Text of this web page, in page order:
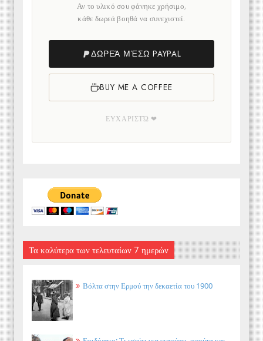
Αν το υλικό σου φάνηκε χρήσιμο,
κάθε δωρεά βοηθά να συνεχιστεί.
ΔΩΡΕΆ ΜΈΣΩ PAYPAL
BUY ME A COFFEE
ΕΥΧΑΡΙΣΤΏ ❤
Τα καλύτερα των τελευταίων 7 ημερών
Βόλτα στην Ερμού την δεκαετία του 1900